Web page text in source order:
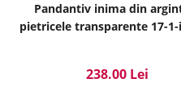
Pandantiv inima din
pietricele transparente 17-1-
238.00 Lei